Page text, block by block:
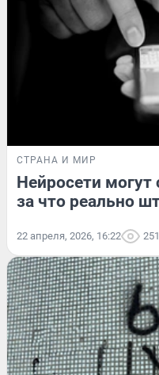
СТРАНА И МИР
Нейросети
за что реально
22 апреля, 2026, 16:22 251